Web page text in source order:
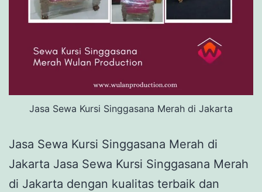
Jasa Sewa Kursi Singgasana Merah di Jakarta
Jasa Sewa Kursi Singgasana Merah di
Jakarta Jasa Sewa Kursi Singgasana Merah
di Jakarta dengan kualitas terbaik dan